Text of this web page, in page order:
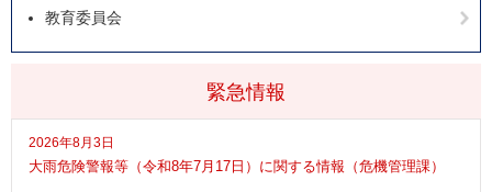
緊急情報
2026年8月3日
大雨危険警報等（令和8年7月17日）に関する情報（危機管理課）
教育委員会